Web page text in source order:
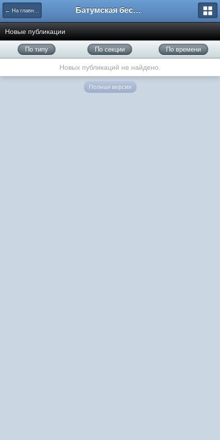
← На главную Батумская беседка
Новые публикации
По типу По секции По времени
Новых публикаций не найдено.
Полная версия